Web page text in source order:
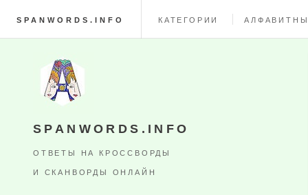
SPANWORDS.INFO КАТЕГОРИИ
SPANWORDS.INFO
ОТВЕТЫ НА КРОССВОРДЫ
И СКАНВОРДЫ ОНЛАЙН